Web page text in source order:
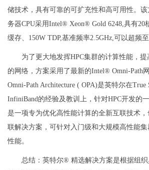
储技术，具有可靠的可扩充性和高可用性。
务器CPU采用Intel® Xeon® Gold 6248,具有20
缓存、150W TDP,基准频率2.5GHz,可以超频至
为了更大地发挥HPC集群的计算性能，
的网络，方案采用了最新的Intel® Omni-Path
Omni-Path Architecture ( OPA)是英特尔在True
InfiniBand的经验及教训上，针对HPC开发的
是一项专为优化高性能计算的全新互联技术
联解决方案，可针对入门级和大规模高性能
性能。
总结：英特尔® 精选解决方案是根据组